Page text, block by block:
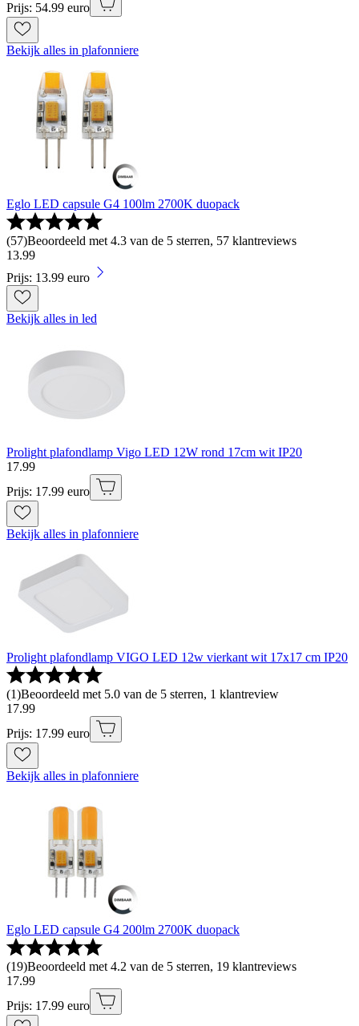
Prijs: 54.99 euro
Bekijk alles in plafonniere
Eglo LED capsule G4 100lm 2700K duopack
(57)Beoordeeld met 4.3 van de 5 sterren, 57 klantreviews
13.99
Prijs: 13.99 euro
Bekijk alles in led
Prolight plafondlamp Vigo LED 12W rond 17cm wit IP20
17.99
Prijs: 17.99 euro
Bekijk alles in plafonniere
Prolight plafondlamp VIGO LED 12w vierkant wit 17x17 cm IP20
(1)Beoordeeld met 5.0 van de 5 sterren, 1 klantreview
17.99
Prijs: 17.99 euro
Bekijk alles in plafonniere
Eglo LED capsule G4 200lm 2700K duopack
(19)Beoordeeld met 4.2 van de 5 sterren, 19 klantreviews
17.99
Prijs: 17.99 euro